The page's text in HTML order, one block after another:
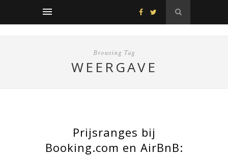
Browsing Tag
WEERGAVE
Prijsranges bij
Booking.com en AirBnB: